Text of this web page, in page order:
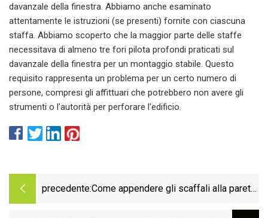
davanzale della finestra. Abbiamo anche esaminato
attentamente le istruzioni (se presenti) fornite con ciascuna
staffa. Abbiamo scoperto che la maggior parte delle staffe
necessitava di almeno tre fori pilota profondi praticati sul
davanzale della finestra per un montaggio stabile. Questo
requisito rappresenta un problema per un certo numero di
persone, compresi gli affittuari che potrebbero non avere gli
strumenti o l'autorità per perforare l'edificio.
precedente:Come appendere gli scaffali alla parete